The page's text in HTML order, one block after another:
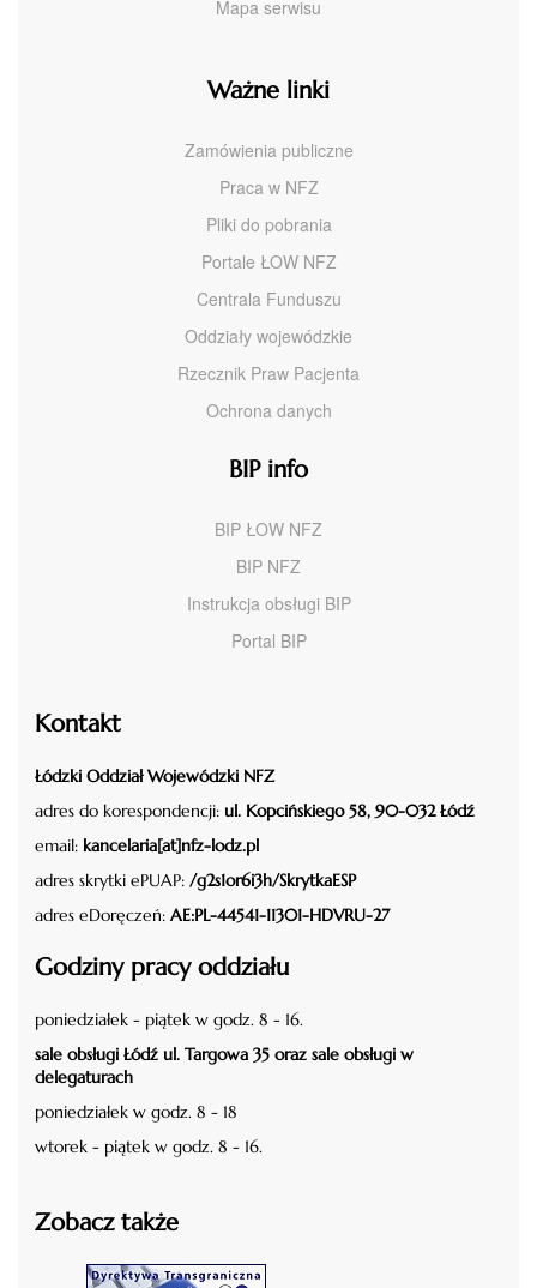
Mapa serwisu
Ważne linki
Zamówienia publiczne
Praca w NFZ
Pliki do pobrania
Portale ŁOW NFZ
Centrala Funduszu
Oddziały wojewódzkie
Rzecznik Praw Pacjenta
Ochrona danych
BIP info
BIP ŁOW NFZ
BIP NFZ
Instrukcja obsługi BIP
Portal BIP
Kontakt
Łódzki Oddział Wojewódzki NFZ
adres do korespondencji: ul. Kopcińskiego 58, 90-032 Łódź
email: kancelaria[at]nfz-lodz.pl
adres skrytki ePUAP: /g2s1or6i3h/SkrytkaESP
adres eDoręczeń: AE:PL-44541-11301-HDVRU-27
Godziny pracy oddziału
poniedziałek - piątek w godz. 8 - 16.
sale obsługi Łódź ul. Targowa 35 oraz sale obsługi w
delegaturach
poniedziałek w godz. 8 - 18
wtorek - piątek w godz. 8 - 16.
Zobacz także